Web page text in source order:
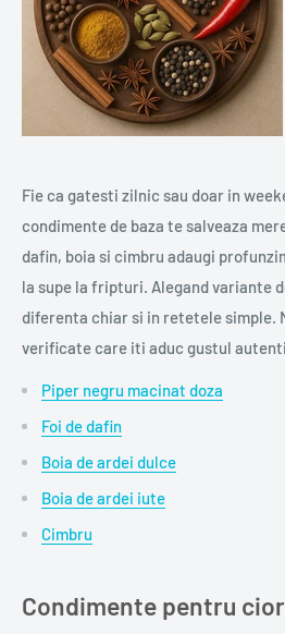
Fie ca gatesti zilnic sau doar in
condimente de baza te salveaza
dafin, boia si cimbru adaugi
la supe la fripturi. Alegand variante
diferenta chiar si in retetele simple.
verificate care iti aduc gustul
Piper negru macinat doza
Foi de dafin
Boia de ardei dulce
Boia de ardei iute
Cimbru
Condimente pentru